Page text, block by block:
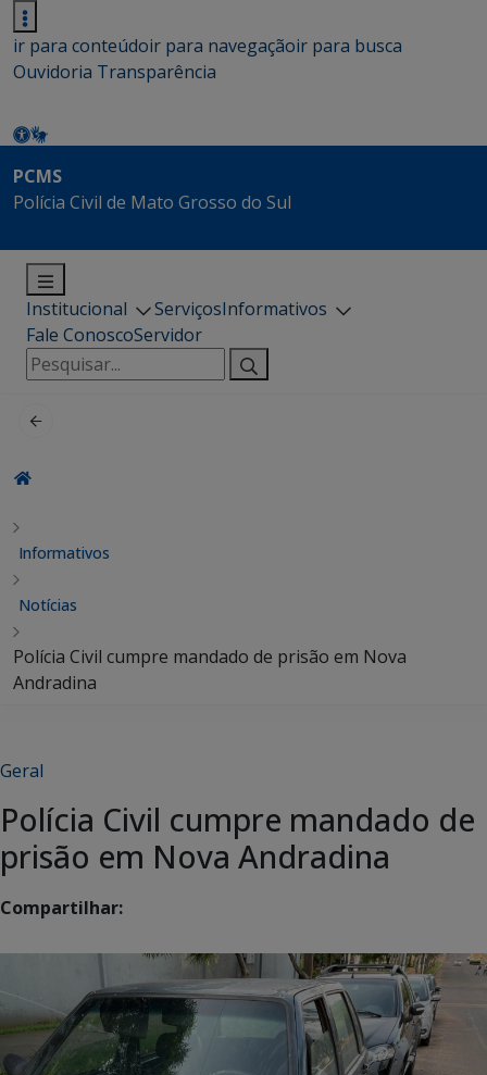
ir para conteúdoir para navegaçãoir para busca
Ouvidoria Transparência
PCMS
Polícia Civil de Mato Grosso do Sul
Institucional ServiçosInformativos
Fale ConoscoServidor
Pesquisar
por:
Informativos
Notícias
Polícia Civil cumpre mandado de prisão em Nova
Andradina
Geral
Polícia Civil cumpre mandado de
prisão em Nova Andradina
Compartilhar: